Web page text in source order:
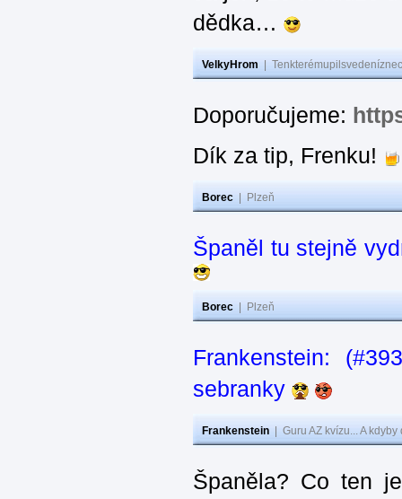
dědka…
VelkyHrom
Doporučujeme:
Dík za tip, Frenku!
Borec Plzeň
Španěl tu stejně
Borec Plzeň
Frankenstein:
sebranky
Frankenstein Guru AZ kvízu... A
Španěla? Co ten